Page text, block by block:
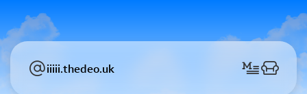
iiiii.thedeo.uk